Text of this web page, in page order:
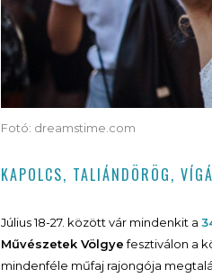
Fotó: dreamstime.com
KAPOLCS, TALIÁNDÖRÖG,
Július 18-27. között vár mindenkit a
Művészetek Völgyefesztiválon a
mindenféle műfaj rajongója